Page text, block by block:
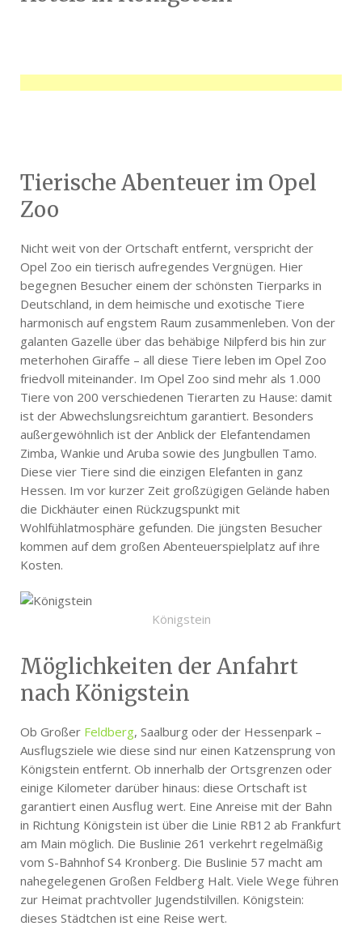
Tierische Abenteuer im Opel
Zoo
Nicht weit von der Ortschaft entfernt, verspricht der
Opel Zoo ein tierisch aufregendes Vergnügen. Hier
begegnen Besucher einem der schönsten Tierparks in
Deutschland, in dem heimische und exotische Tiere
harmonisch auf engstem Raum zusammenleben. Von der
galanten Gazelle über das behäbige Nilpferd bis hin zur
meterhohen Giraffe – all diese Tiere leben im Opel Zoo
friedvoll miteinander. Im Opel Zoo sind mehr als 1.000
Tiere von 200 verschiedenen Tierarten zu Hause: damit
ist der Abwechslungsreichtum garantiert. Besonders
außergewöhnlich ist der Anblick der Elefantendamen
Zimba, Wankie und Aruba sowie des Jungbullen Tamo.
Diese vier Tiere sind die einzigen Elefanten in ganz
Hessen. Im vor kurzer Zeit großzügigen Gelände haben
die Dickhäuter einen Rückzugspunkt mit
Wohlfühlatmosphäre gefunden. Die jüngsten Besucher
kommen auf dem großen Abenteuerspielplatz auf ihre
Kosten.
Königstein
Möglichkeiten der Anfahrt
nach Königstein
Ob Großer Feldberg, Saalburg oder der Hessenpark –
Ausflugsziele wie diese sind nur einen Katzensprung von
Königstein entfernt. Ob innerhalb der Ortsgrenzen oder
einige Kilometer darüber hinaus: diese Ortschaft ist
garantiert einen Ausflug wert. Eine Anreise mit der Bahn
in Richtung Königstein ist über die Linie RB12 ab Frankfurt
am Main möglich. Die Buslinie 261 verkehrt regelmäßig
vom S-Bahnhof S4 Kronberg. Die Buslinie 57 macht am
nahegelegenen Großen Feldberg Halt. Viele Wege führen
zur Heimat prachtvoller Jugendstilvillen. Königstein:
dieses Städtchen ist eine Reise wert.